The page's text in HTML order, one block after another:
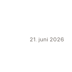
21. juni 2026